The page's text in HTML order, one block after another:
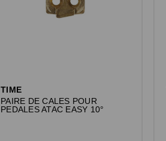
TIME
PAIRE DE CALES POUR
PEDALES ATAC EASY 10°